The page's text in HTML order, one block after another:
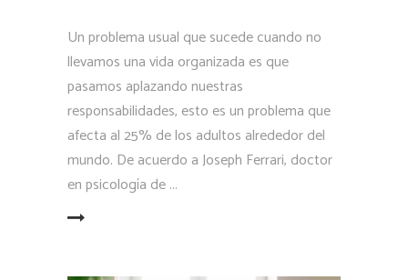
Un problema usual que sucede cuando no
llevamos una vida organizada es que
pasamos aplazando nuestras
responsabilidades, esto es un problema que
afecta al 25% de los adultos alrededor del
mundo. De acuerdo a Joseph Ferrari, doctor
en psicología de